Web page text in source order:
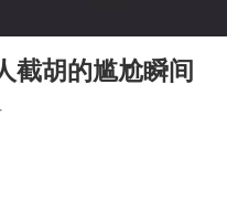
国乒男单横滨冠军赛
U17国足三连胜晋级
截胡的尴尬瞬间